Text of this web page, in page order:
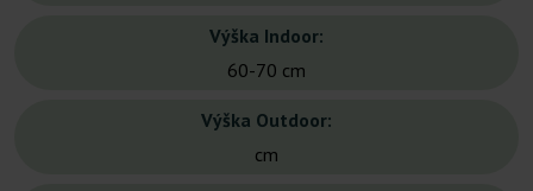
Výška Indoor:
60-70 cm
Výška Outdoor:
cm